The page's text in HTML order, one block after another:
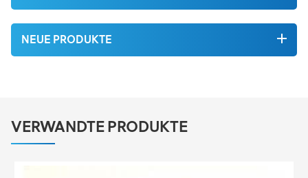
NEUE PRODUKTE
VERWANDTE PRODUKTE